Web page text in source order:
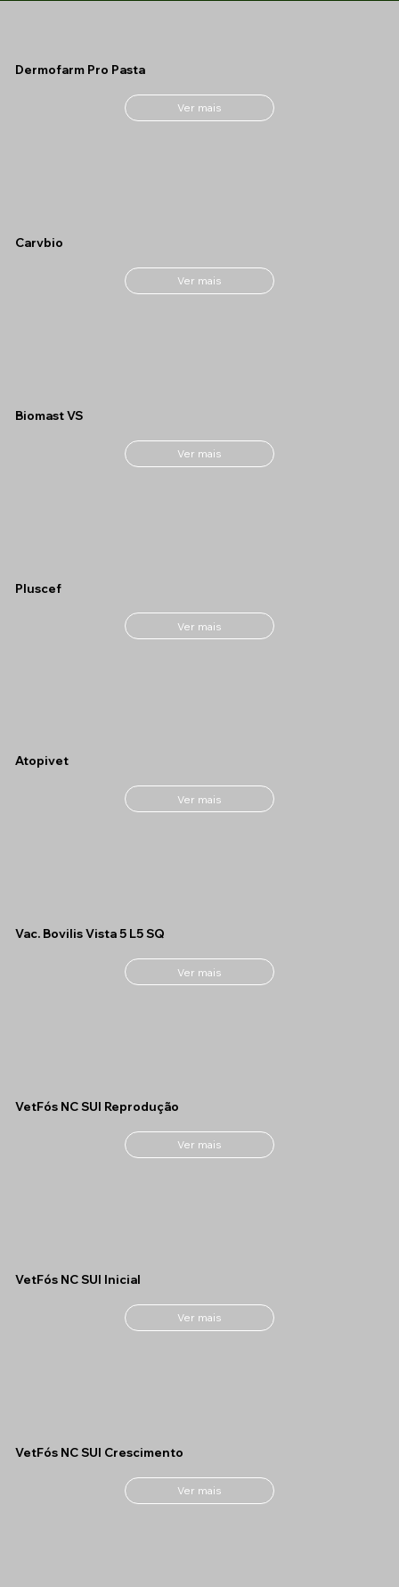
Dermofarm Pro Pasta
Ver mais
Carvbio
Ver mais
Biomast VS
Ver mais
Pluscef
Ver mais
Atopivet
Ver mais
Vac. Bovilis Vista 5 L5 SQ
Ver mais
VetFós NC SUI Reprodução
Ver mais
VetFós NC SUI Inicial
Ver mais
VetFós NC SUI Crescimento
Ver mais